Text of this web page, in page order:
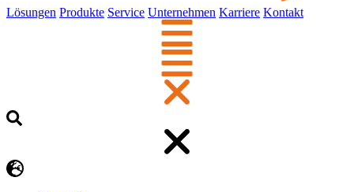
Lösungen Produkte Service Unternehmen Karriere Kontakt